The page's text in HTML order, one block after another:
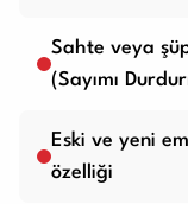
Sahte veya
(Sayımı
Eski ve yeni
özelliği